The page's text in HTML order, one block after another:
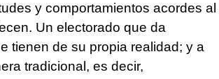
y comportamientos acordes al
Un electorado que da
tienen de su propia realidad; y a
tradicional, es decir,